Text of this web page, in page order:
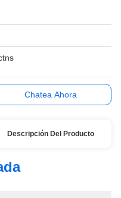
Chatea Ahora
Descripción Del Producto